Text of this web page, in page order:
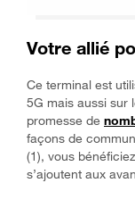
Votre allié
Ce terminal est
5G mais aussi sur
promesse de
façons de
(1), vous
s’ajoutent aux